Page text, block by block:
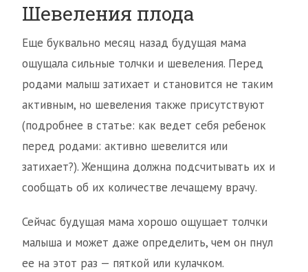
Шевеления плода
Еще буквально месяц назад будущая мама
ощущала сильные толчки и шевеления. Перед
родами малыш затихает и становится не таким
активным, но шевеления также присутствуют
(подробнее в статье: как ведет себя ребенок
перед родами: активно шевелится или
затихает?). Женщина должна подсчитывать их и
сообщать об их количестве лечащему врачу.
Сейчас будущая мама хорошо ощущает толчки
малыша и может даже определить, чем он пнул
ее на этот раз — пяткой или кулачком.